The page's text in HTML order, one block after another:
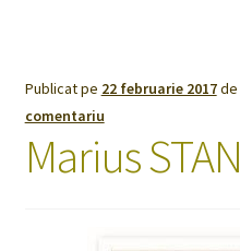
Publicat pe 22 februarie 2017de
comentariu
Marius STAN